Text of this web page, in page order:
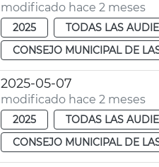
modificado hace 2 meses
2025 TODAS LAS
CONSEJO MUNICIPAL DE
2025-05-07
modificado hace 2 meses
2025 TODAS LAS
CONSEJO MUNICIPAL DE